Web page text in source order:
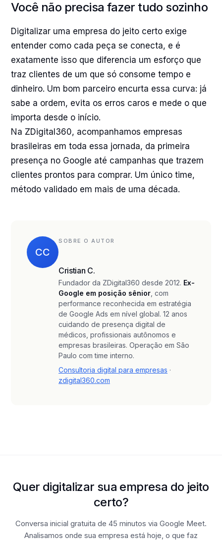
Você não precisa fazer tudo sozinho
Digitalizar uma empresa do jeito certo exige
entender como cada peça se conecta, e é
exatamente isso que diferencia um esforço que
traz clientes de um que só consome tempo e
dinheiro. Um bom parceiro encurta essa curva: já
sabe a ordem, evita os erros caros e mede o que
importa desde o início.
Na ZDigital360, acompanhamos empresas
brasileiras em toda essa jornada, da primeira
presença no Google até campanhas que trazem
clientes prontos para comprar. Um único time,
método validado em mais de uma década.
CC
SOBRE O AUTOR
Cristian C.
Fundador da ZDigital360 desde 2012. Ex-
Google em posição sênior , com
performance reconhecida em estratégia
de Google Ads em nível global. 12 anos
cuidando de presença digital de
médicos, profissionais autônomos e
empresas brasileiras. Operação em São
Paulo com time interno.
Consultoria digital para empresas ·
zdigital360.com
Quer digitalizar sua empresa do jeito
certo?
Conversa inicial gratuita de 45 minutos via Google Meet.
Analisamos onde sua empresa está hoje, o que faz